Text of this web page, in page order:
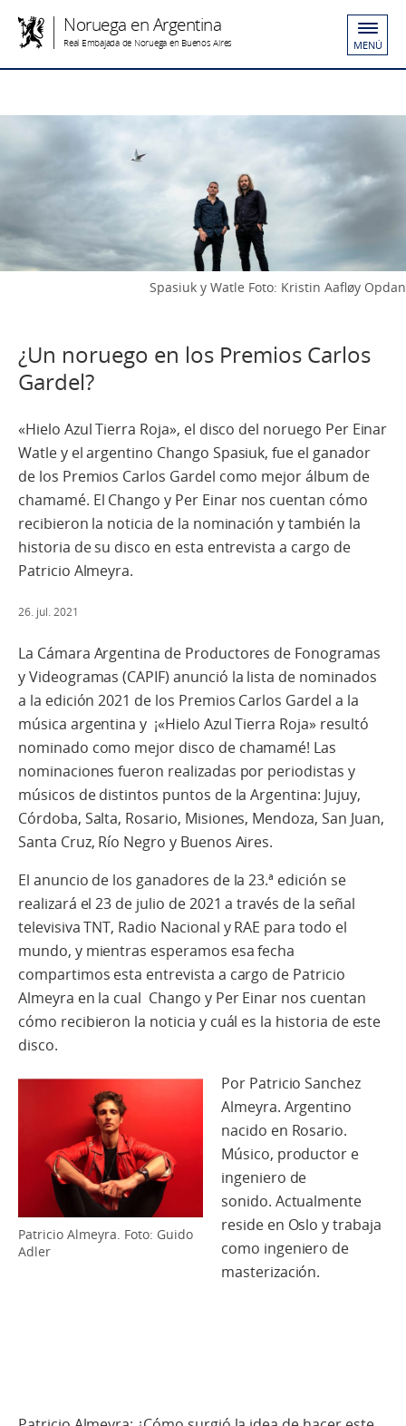
Noruega en Argentina
Real Embajada de Noruega en Buenos Aires MENÚ
Spasiuk y Watle Foto: Kristin Aafløy Opdan
¿Un noruego en los Premios Carlos
Gardel?
«Hielo Azul Tierra Roja», el disco del noruego Per Einar
Watle y el argentino Chango Spasiuk, fue el ganador
de los Premios Carlos Gardel como mejor álbum de
chamamé. El Chango y Per Einar nos cuentan cómo
recibieron la noticia de la nominación y también la
historia de su disco en esta entrevista a cargo de
Patricio Almeyra.
26. jul. 2021
La Cámara Argentina de Productores de Fonogramas
y Videogramas (CAPIF) anunció la lista de nominados
a la edición 2021 de los Premios Carlos Gardel a la
música argentina y ¡«Hielo Azul Tierra Roja» resultó
nominado como mejor disco de chamamé! Las
nominaciones fueron realizadas por periodistas y
músicos de distintos puntos de la Argentina: Jujuy,
Córdoba, Salta, Rosario, Misiones, Mendoza, San Juan,
Santa Cruz, Río Negro y Buenos Aires.
El anuncio de los ganadores de la 23.ª edición se
realizará el 23 de julio de 2021 a través de la señal
televisiva TNT, Radio Nacional y RAE para todo el
mundo, y mientras esperamos esa fecha
compartimos esta entrevista a cargo de Patricio
Almeyra en la cual Chango y Per Einar nos cuentan
cómo recibieron la noticia y cuál es la historia de este
disco.
Patricio Almeyra. Foto: Guido
Adler
Por Patricio Sanchez
Almeyra. Argentino
nacido en Rosario.
Músico, productor e
ingeniero de
sonido. Actualmente
reside en Oslo y trabaja
como ingeniero de
masterización.